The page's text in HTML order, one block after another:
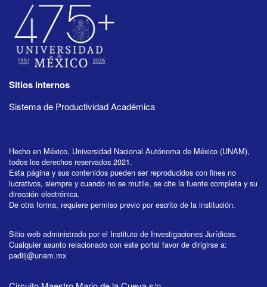
Sitios internos
Sistema de Productividad Académica
Hecho en México, Universidad Nacional Autónoma de México (UNAM),
todos los derechos reservados 2021.
Esta página y sus contenidos pueden ser reproducidos con fines no
lucrativos, siempre y cuando no se mutile, se cite la fuente completa y su
dirección electrónica.
De otra forma, requiere permiso previo por escrito de la institución.
Sitio web administrado por el Instituto de Investigaciones Jurídicas.
Cualquier asunto relacionado con este portal favor de dirigirse a:
padiij@unam.mx